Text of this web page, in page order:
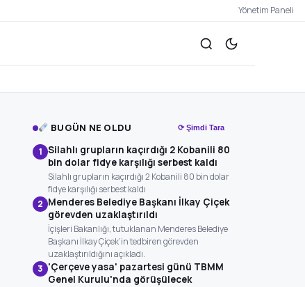
Yönetim Paneli
BUGÜN NE OLDU ⟳ Şimdi Tara
1 Silahlı grupların kaçırdığı 2 Kobanili 80
bin dolar fidye karşılığı serbest kaldı
Silahlı grupların kaçırdığı 2 Kobanili 80 bin dolar
fidye karşılığı serbest kaldı
2 Menderes Belediye Başkanı İlkay Çiçek
görevden uzaklaştırıldı
İçişleri Bakanlığı, tutuklanan Menderes Belediye
Başkanı İlkay Çiçek’in tedbiren görevden
uzaklaştırıldığını açıkladı.
3 'Çerçeve yasa' pazartesi günü TBMM
Genel Kurulu'nda görüşülecek